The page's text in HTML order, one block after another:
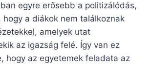
egyre erősebb a politizálódás,
hogy a diákok nem találkoznak
amelyek utat
az igazság felé. Így van ez
hogy az egyetemek feladata az